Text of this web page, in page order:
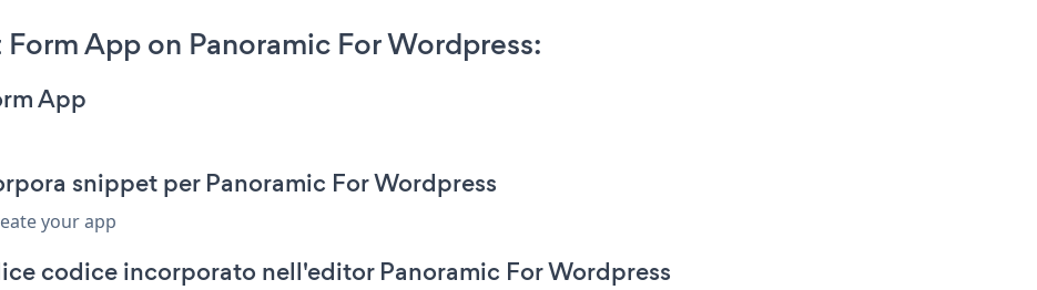
App on Panoramic For Wordpress:
App
snippet per Panoramic For Wordpress
your app
codice incorporato nell'editor Panoramic For Wordpress